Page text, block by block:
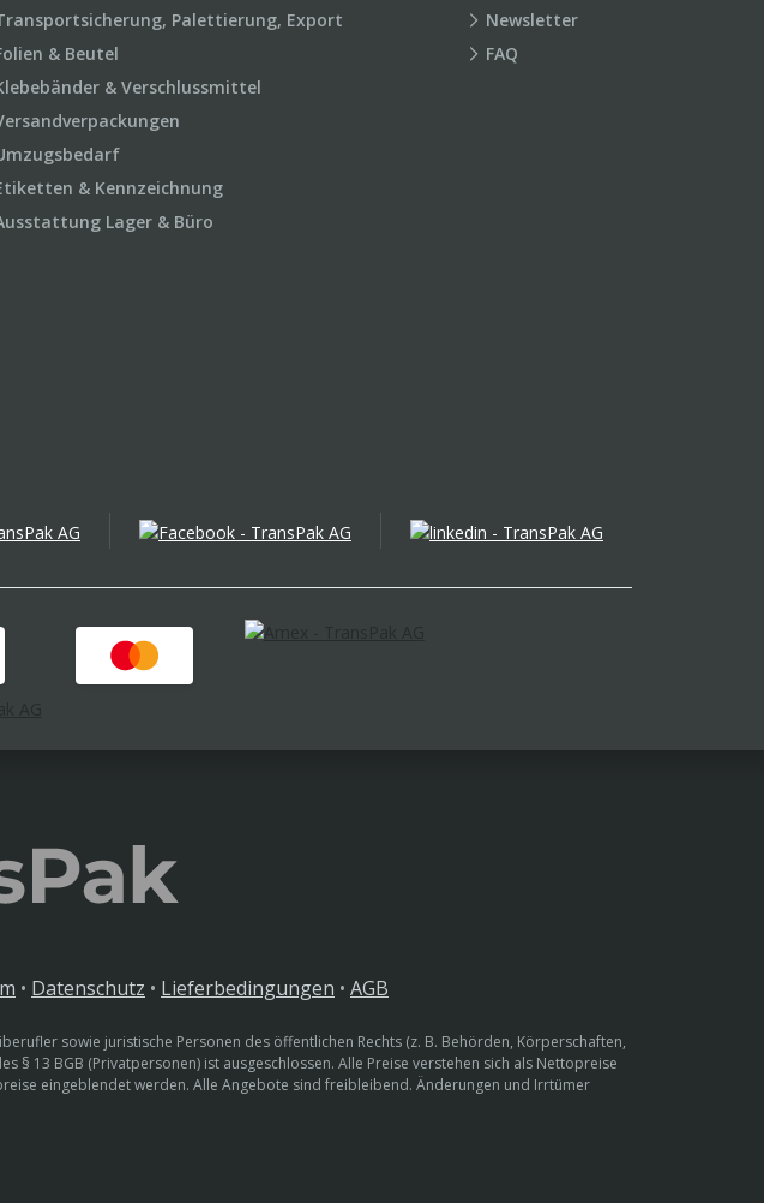
Palettierung, Export
& Beutel
& Verschlussmittel
& Kennzeichnung
Lager & Büro
Newsletter
FAQ
• Datenschutz • Lieferbedingungen • AGB
sowie juristische Personen des öffentlichen Rechts (z. B. Behörden, Körperschaften,
§ 13 BGB (Privatpersonen) ist ausgeschlossen. Alle Preise verstehen sich als Nettopreise
eingeblendet werden. Alle Angebote sind freibleibend. Änderungen und Irrtümer